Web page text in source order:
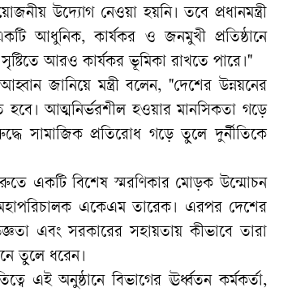
উদ্যোগ নেওয়া হয়নি। তবে প্রধানমন্ত্রী
আধুনিক, কার্যকর ও জনমুখী প্রতিষ্ঠানে
আরও কার্যকর ভূমিকা রাখতে পারে।"
জানিয়ে মন্ত্রী বলেন, "দেশের উন্নয়নের
হবে। আত্মনির্ভরশীল হওয়ার মানসিকতা গড়ে
সামাজিক প্রতিরোধ গড়ে তুলে দুর্নীতিকে
একটি বিশেষ স্মরণিকার মোড়ক উন্মোচন
মহাপরিচালক একেএম তারেক। এরপর দেশের
এবং সরকারের সহায়তায় কীভাবে তারা
তুলে ধরেন।
এই অনুষ্ঠানে বিভাগের ঊর্ধ্বতন কর্মকর্তা,